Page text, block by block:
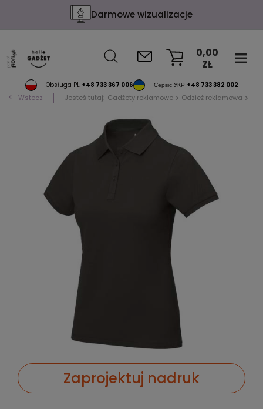
Darmowe wizualizacje
Obsługa PL +48 733 367 006 Сервіс УКР +48 733 382 002
0,00
ZŁ
Wstecz Jesteś tutaj: Gadżety reklamowe Odzież reklamowa
Zaprojektuj nadruk